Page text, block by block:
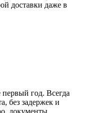
доставки даже в
год. Всегда
без задержек и
документы